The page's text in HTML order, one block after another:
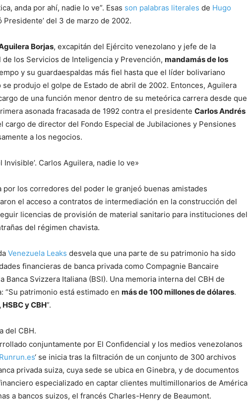
anda por ahí, nadie lo ve”. Esas son palabras literales de Hugo
Presidente’ del 3 de marzo de 2002.
Borjas, excapitán del Ejército venezolano y jefe de la
los Servicios de Inteligencia y Prevención, mandamás de los
y su guardaespaldas más fiel hasta que el líder bolivariano
produjo el golpe de Estado de abril de 2002. Entonces, Aguilera
de una función menor dentro de su meteórica carrera desde que
asonada fracasada de 1992 contra el presidente Carlos Andrés
cargo de director del Fondo Especial de Jubilaciones y Pensiones
a los negocios.
Invisible’. Carlos Aguilera, nadie lo ve»
por los corredores del poder le granjeó buenas amistades
el acceso a contratos de intermediación en la construcción del
licencias de provisión de material sanitario para instituciones del
del régimen chavista.
Venezuela Leaks desvela que una parte de su patrimonio ha sido
financieras de banca privada como Compagnie Bancaire
Banca Svizzera Italiana (BSI). Una memoria interna del CBH de
“Su patrimonio está estimado en más de 100 millones de dólares.
HSBC yCBH”.
del CBH.
conjuntamente por El Confidencial y los medios venezolanos
Runrun.es‘ se inicia tras la filtración de un conjunto de 300 archivos
privada suiza, cuya sede se ubica en Ginebra, y de documentos
especializado en captar clientes multimillonarios de América
a bancos suizos, el francés Charles-Henry de Beaumont.